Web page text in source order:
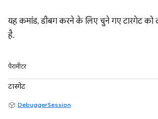
यह कमांड, डीबग करने के लिए चुने गए टारगेट को
है.
पैरामीटर
टारगेट
DebuggerSession